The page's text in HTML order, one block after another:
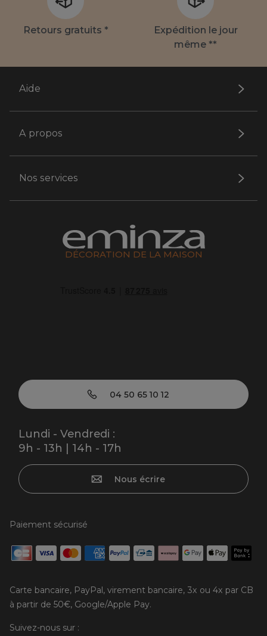
Retours gratuits *
Expédition le jour
même **
Aide
A propos
Nos services
DÉCORATION DE LA MAISON
04 50 65 10 12
Lundi - Vendredi :
9h - 13h | 14h - 17h
Nous écrire
Paiement sécurisé
Carte bancaire, PayPal, virement bancaire, 3x ou 4x par CB
à partir de 50€, Google/Apple Pay.
Suivez-nous sur :